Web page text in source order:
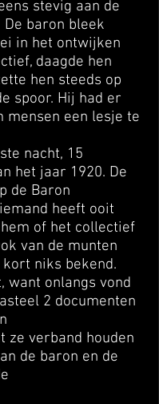
stevig aan de
baron bleek
in het ontwijken
daagde hen
hen steeds op
spoor. Hij had er
mensen een lesje te
nacht, 15
het jaar 1920. De
de Baron
heeft ooit
of het collectief
van de munten
niks bekend.
want onlangs vond
2 documenten
ze verband houden
de baron en de